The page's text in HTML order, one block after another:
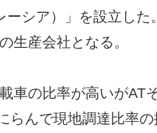
ーシア）」を設立した
生産会社となる。
車の比率が高いがAT
らんで現地調達比率